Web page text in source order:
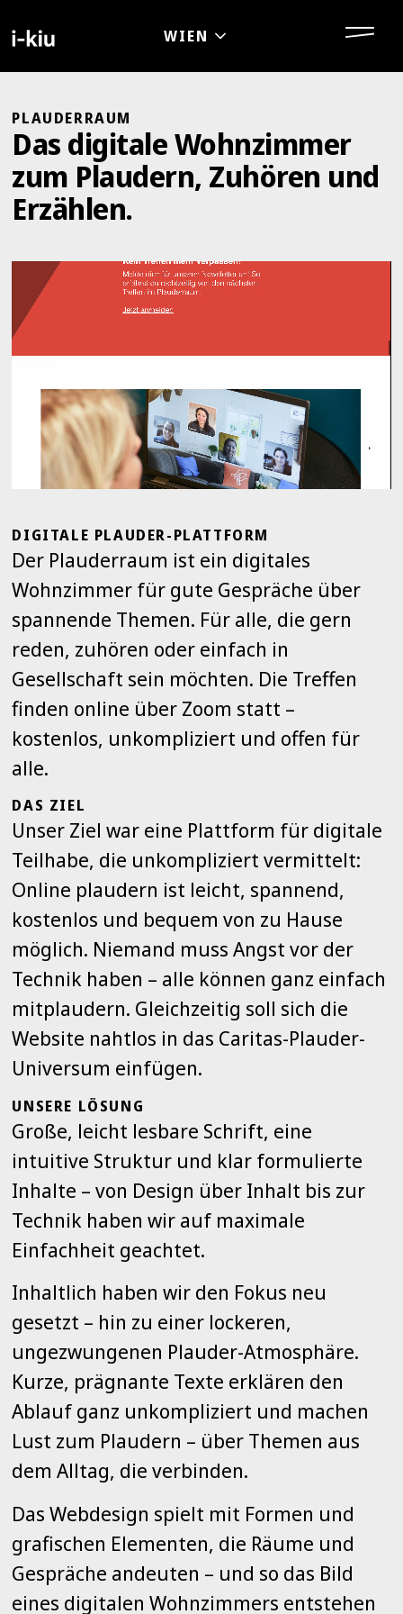
PLAUDERRAUM
Das digitale Wohnzimmer
zum Plaudern, Zuhören und
Erzählen.
DIGITALE PLAUDER-PLATTFORM
Der Plauderraum ist ein digitales
Wohnzimmer für gute Gespräche über
spannende Themen. Für alle, die gern
reden, zuhören oder einfach in
Gesellschaft sein möchten. Die Treffen
finden online über Zoom statt –
kostenlos, unkompliziert und offen für
alle.
DAS ZIEL
Unser Ziel war eine Plattform für digitale
Teilhabe, die unkompliziert vermittelt:
Online plaudern ist leicht, spannend,
kostenlos und bequem von zu Hause
möglich. Niemand muss Angst vor der
Technik haben – alle können ganz einfach
mitplaudern. Gleichzeitig soll sich die
Website nahtlos in das Caritas-Plauder-
Universum einfügen.
UNSERE LÖSUNG
Große, leicht lesbare Schrift, eine
intuitive Struktur und klar formulierte
Inhalte – von Design über Inhalt bis zur
Technik haben wir auf maximale
Einfachheit geachtet.
Inhaltlich haben wir den Fokus neu
gesetzt – hin zu einer lockeren,
ungezwungenen Plauder-Atmosphäre.
Kurze, prägnante Texte erklären den
Ablauf ganz unkompliziert und machen
Lust zum Plaudern – über Themen aus
dem Alltag, die verbinden.
Das Webdesign spielt mit Formen und
grafischen Elementen, die Räume und
Gespräche andeuten – und so das Bild
eines digitalen Wohnzimmers entstehen